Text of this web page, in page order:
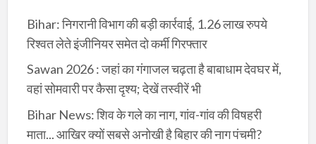
Bihar: निगरानी विभाग की बड़ी कार्रवाई, 1.26 लाख रुपये
रिश्वत लेते इंजीनियर समेत दो कर्मी गिरफ्तार
Sawan 2026 : जहां का गंगाजल चढ़ता है बाबाधाम देवघर में,
वहां सोमवारी पर कैसा दृश्य; देखें तस्वीरें भी
Bihar News: शिव के गले का नाग, गांव-गांव की विषहरी
माता... आखिर क्यों सबसे अनोखी है बिहार की नाग पंचमी?